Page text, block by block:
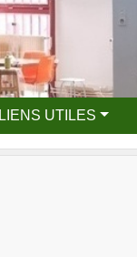
LIENS UTILES